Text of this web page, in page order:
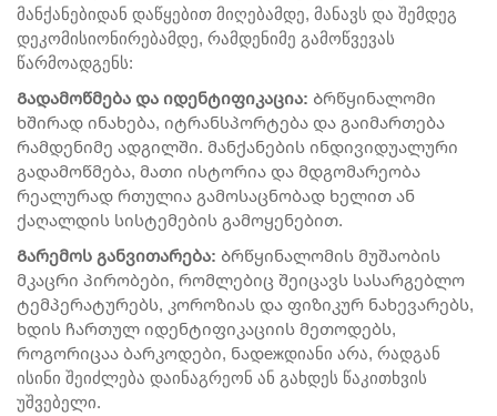
მანქანებიდან დაწყებით მიღებამდე, მანავს და შემდეგ
დეკომისიონირებამდე, რამდენიმე გამოწვევას
წარმოადგენს:
Გადამოწმება და იდენტიფიკაცია: Ბრწყინალომი
ხშირად ინახება, იტრანსპორტება და გაიმართება
რამდენიმე ადგილში. მანქანების ინდივიდუალური
გადამოწმება, მათი ისტორია და მდგომარეობა
რეალურად რთულია გამოსაცნობად ხელით ან
ქაღალდის სისტემების გამოყენებით.
Გარემოს განვითარება: Ბრწყინალომის მუშაობის
მკაცრი პირობები, რომლებიც შეიცავს სასარგებლო
ტემპერატურებს, კოროზიას და ფიზიკურ ნახევარებს,
ხდის ჩართულ იდენტიფიკაციის მეთოდებს,
როგორიცაა ბარკოდები, ნადежდიანი არა, რადგან
ისინი შეიძლება დაინაგრეონ ან გახდეს წაკითხვის
უშვებელი.